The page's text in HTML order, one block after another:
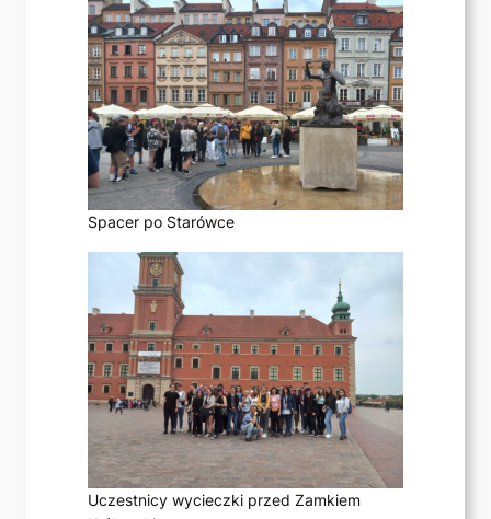
Spacer po Starówce
Uczestnicy wycieczki przed Zamkiem